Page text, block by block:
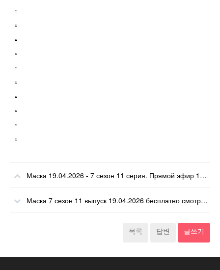
.
.
.
.
.
.
.
.
.
.
Маска 19.04.2026 - 7 сезон 11 серия. Прямой эфир 19 апреля 2026.
Маска 7 сезон 11 выпуск 19.04.2026 бесплатно смотреть онлайн
목록 답변 글쓰기